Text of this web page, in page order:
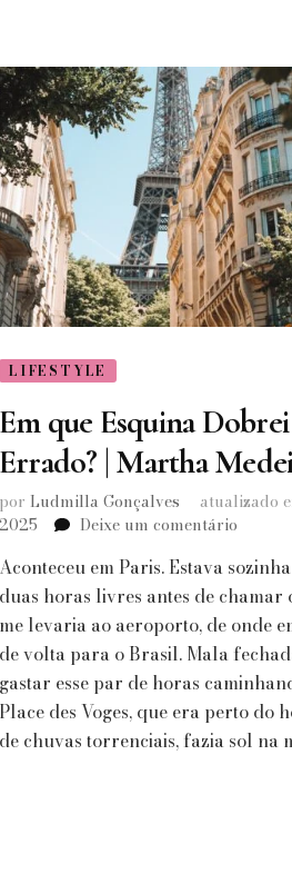
LIFESTYLE
Em que Esquina Dobrei
Errado? | Martha
por Ludmilla Gonçalves atualizado
2025
Deixe um comentárioem
que
Dobrei
Errado?
|
Martha
Aconteceu em Paris. Estava
duas horas livres antes de chamar
me levaria ao aeroporto, de onde
de volta para o Brasil. Mala
gastar esse par de horas
Place des Voges, que era perto do
de chuvas torrenciais, fazia sol na